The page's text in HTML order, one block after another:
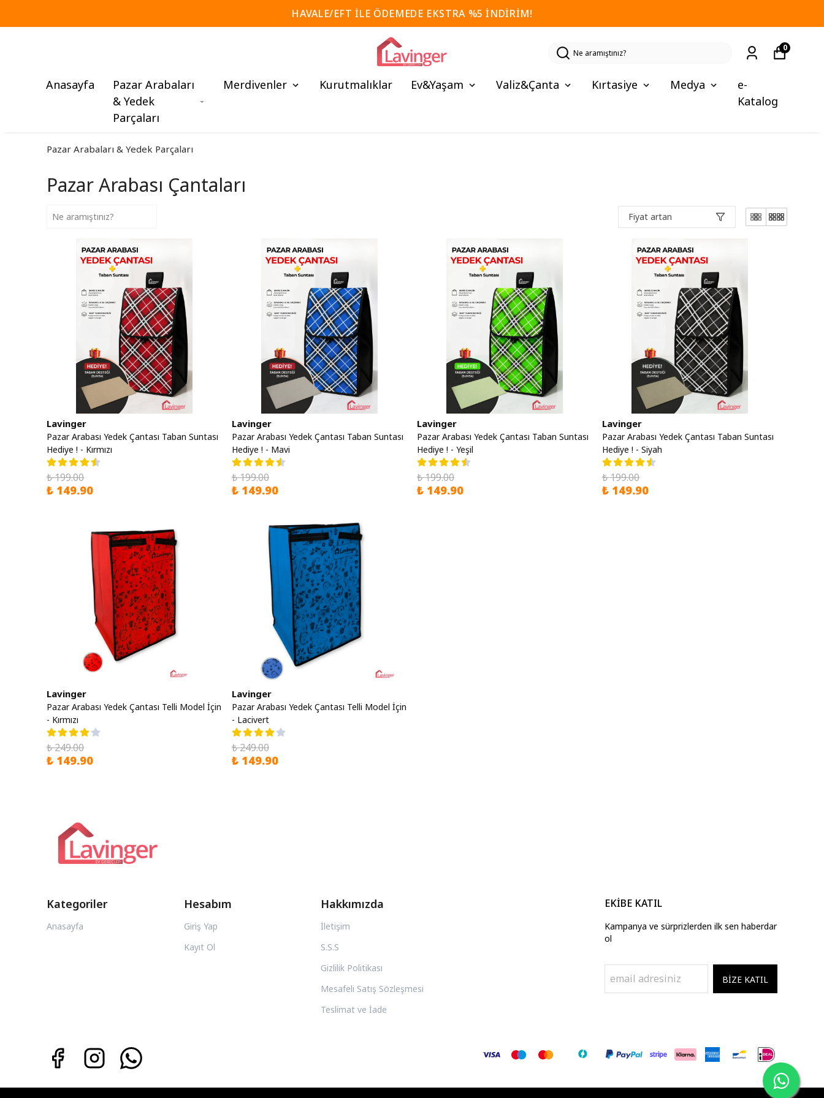
HAVALE/EFT İLE ÖDEMEDE EKSTRA %5 İNDİRİM!
Anasayfa
Pazar Arabaları
& Yedek
Parçaları
Merdivenler Kurutmalıklar Ev&Yaşam Valiz&Çanta Kırtasiye Medya
e-
Katalog
0
Pazar Arabaları & Yedek Parçaları
Pazar Arabası Çantaları
Fiyat artan
Lavinger
Pazar Arabası Yedek Çantası Taban Suntası
Hediye ! - Kırmızı
₺ 199.00
₺ 149.90
Lavinger
Pazar Arabası Yedek Çantası Taban Suntası
Hediye ! - Mavi
₺ 199.00
₺ 149.90
Lavinger
Pazar Arabası Yedek Çantası Taban Suntası
Hediye ! - Yeşil
₺ 199.00
₺ 149.90
Lavinger
Pazar Arabası Yedek Çantası Taban Suntası
Hediye ! - Siyah
₺ 199.00
₺ 149.90
Lavinger
Pazar Arabası Yedek Çantası Telli Model İçin
- Kırmızı
₺ 249.00
₺ 149.90
Lavinger
Pazar Arabası Yedek Çantası Telli Model İçin
- Lacivert
₺ 249.00
₺ 149.90
Kategoriler
Anasayfa
Hesabım
Giriş Yap
Kayıt Ol
Hakkımızda
İletişim
S.S.S
Gizlilik Politikası
Mesafeli Satış Sözleşmesi
Teslimat ve İade
EKİBE KATIL
Kampanya ve sürprizlerden ilk sen haberdar
ol
BİZE KATIL